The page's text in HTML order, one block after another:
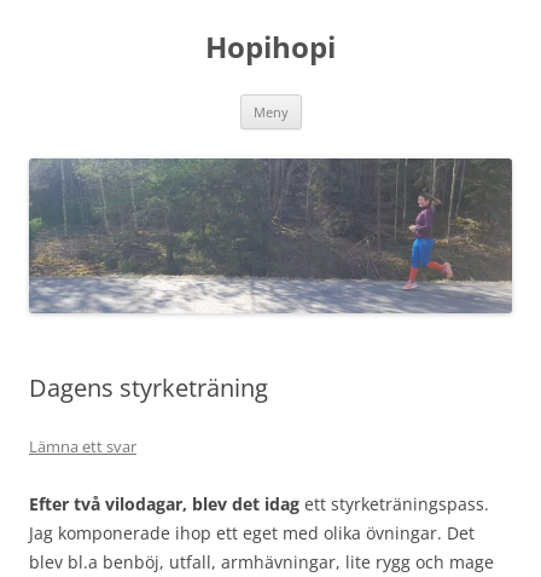
Hopihopi
Meny
Dagens styrketräning
Lämna ett svar
Efter två vilodagar, blev det idag ett styrketräningspass.
Jag komponerade ihop ett eget med olika övningar. Det
blev bl.a benböj, utfall, armhävningar, lite rygg och mage